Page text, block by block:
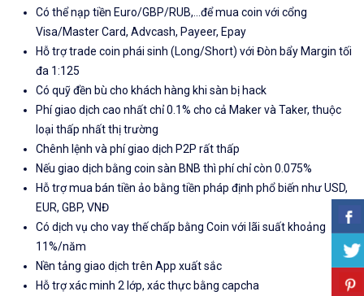
Có thể nạp tiền Euro/GBP/RUB,...để mua coin với cổng
Visa/Master Card, Advcash, Payeer, Epay
Hỗ trợ trade coin phái sinh (Long/Short) với Đòn bẩy Margin tối
đa 1:125
Có quỹ đền bù cho khách hàng khi sàn bị hack
Phí giao dịch cao nhất chỉ 0.1% cho cả Maker và Taker, thuộc
loại thấp nhất thị trường
Chênh lệnh và phí giao dịch P2P rất thấp
Nếu giao dịch bằng coin sàn BNB thì phí chỉ còn 0.075%
Hỗ trợ mua bán tiền ảo bằng tiền pháp định phổ biến như USD,
EUR, GBP, VNĐ
Có dịch vụ cho vay thế chấp bằng Coin với lãi suất khoảng
11%/năm
Nền tảng giao dịch trên App xuất sắc
Hỗ trợ xác minh 2 lớp, xác thực bằng capcha